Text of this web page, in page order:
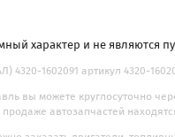
характер и не являются
1602091 артикул 4320-
вы можете круглосуточно
автозапчастей